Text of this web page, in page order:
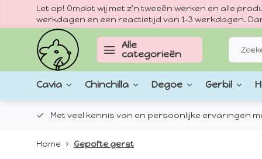
Let op! Omdat wij met z'n tweeën werken en alle
werkdagen en een reactietijd van 1–3 werkdagen.
Alle
categorieën
Cavia Chinchilla Degoe Gerbil
Met veel kennis van en persoonlijke ervaringen
Home Gepofte gerst